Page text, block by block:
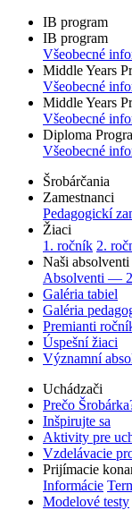
IB program
IB program
Všeobecné
Middle Years
Všeobecné
Middle Years
Všeobecné
Diploma
Všeobecné
Šrobárčania
Zamestnanci
Pedagogickí
Žiaci
1. ročník 2.
Naši absolventi
Absolventi —
Galéria tabiel
Galéria
Premianti
Úspešní žiaci
Významní
Uchádzači
Prečo
Inšpirujte sa
Aktivity pre
Vzdelávacie
Prijímacie
Informácie
Modelové testy